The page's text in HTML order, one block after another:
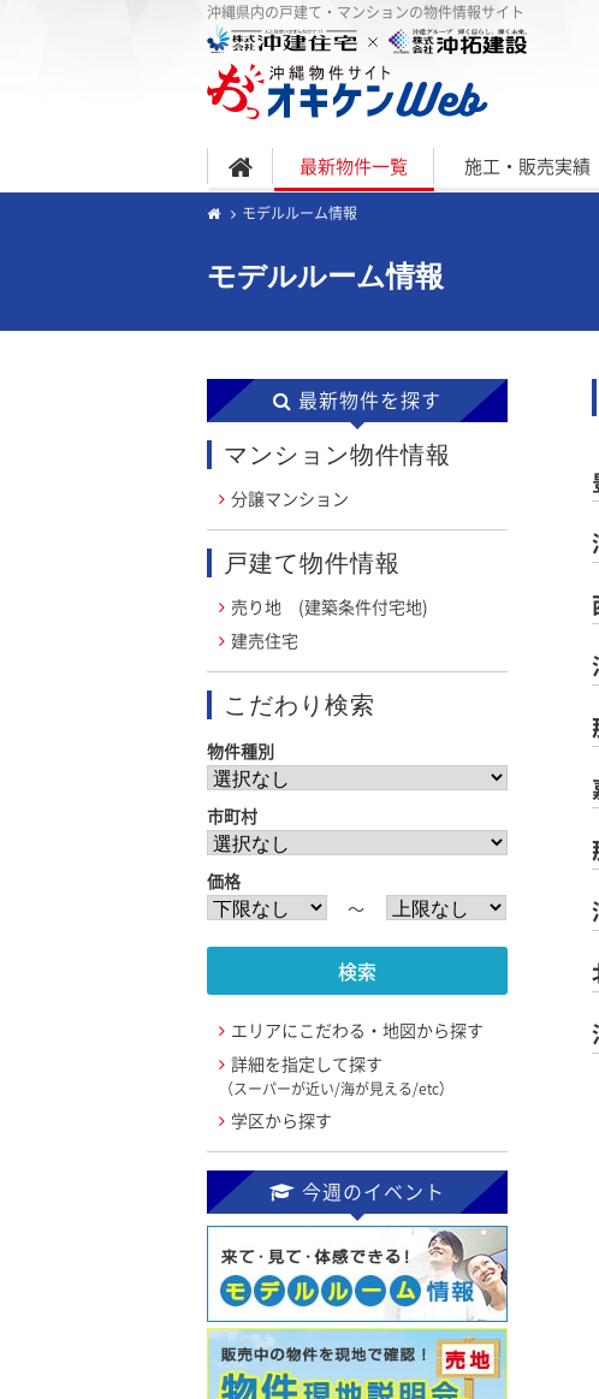
沖縄県内の戸建て・マンションの物件情報サイト
最新物件一覧 施工・販売実績
モデルルーム情報
モデルルーム情報
最新物件を探す
マンション物件情報
分譲マンション
戸建て物件情報
売り地 (建築条件付宅地)
建売住宅
こだわり検索
物件種別
市町村
価格
〜
エリアにこだわる・地図から探す
詳細を指定して探す
（スーパーが近い/海が見える/etc）
学区から探す
今週のイベント